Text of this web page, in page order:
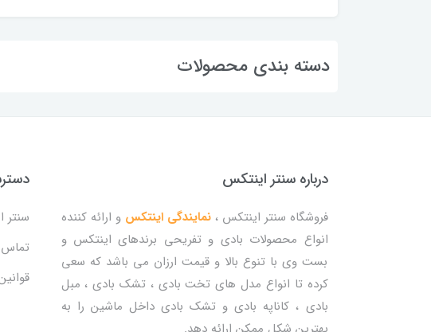
دسته بندی محصولات
درباره سنتر اینتکس
فروشگاه سنتر اینتکس ،نمایندگی اینتکس و ارائه کننده
انواع محصولات بادی و تفریحی برندهای اینتکس و
بست وی با تنوع بالا و قیمت ارزان می باشد که سعی
کرده تا انواع مدل های تخت بادی ، تشک بادی ، مبل
بادی ، کاناپه بادی و تشک بادی داخل ماشین را به
سنتر
تماس